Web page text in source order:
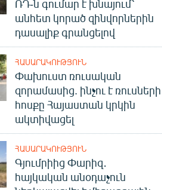
կայքերը
ՌԴ-ն գումար է խնայում՝
անհետ կորած զինվորներին
դասալիք գրանցելով
ՀԱՍԱՐԱԿՈՒԹՅՈՒՆ
Փախուստ ռուսական
զորամասից. ինչու է ռուսների
հոսքը Հայաստան կրկին
ակտիվացել
ՀԱՍԱՐԱԿՈՒԹՅՈՒՆ
Գյումրիից Փարիզ․
հայկական անօդաչուն